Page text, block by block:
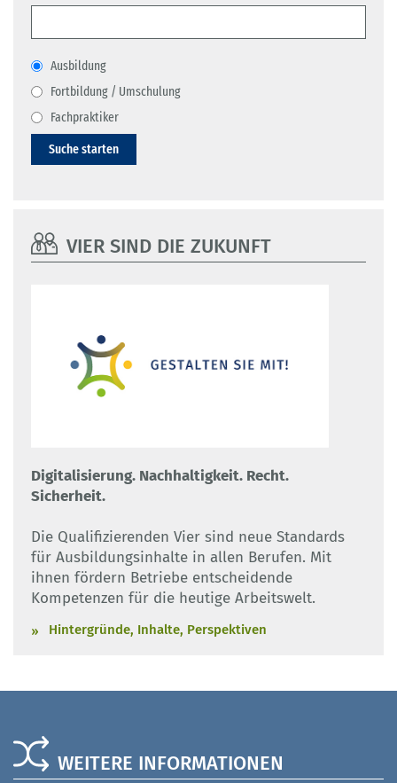
Ausbildung
Fortbildung / Umschulung
Fachpraktiker
Suche starten
VIER SIND DIE ZUKUNFT
Digitalisierung. Nachhaltigkeit. Recht.
Sicherheit.
Die Qualifizierenden Vier sind neue Standards
für Ausbildungsinhalte in allen Berufen. Mit
ihnen fördern Betriebe entscheidende
Kompetenzen für die heutige Arbeitswelt.
Hintergründe, Inhalte, Perspektiven
WEITERE INFORMATIONEN